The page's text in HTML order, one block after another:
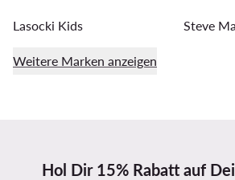
Lasocki Kids Steve
Weitere Marken anzeigen
Hol Dir 15% Rabatt auf